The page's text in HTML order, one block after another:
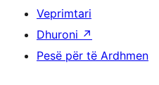
Veprimtari
Dhuroni ↗
Pesë për të Ardhmen